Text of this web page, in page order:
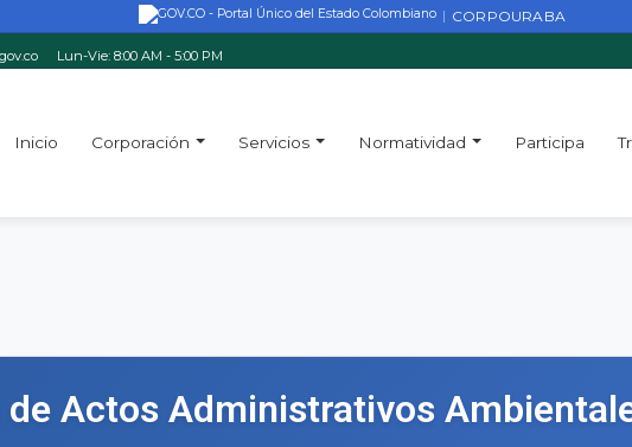
| CORPOURABA
Lun-Vie: 8:00 AM - 5:00 PM
Inicio Corporación Servicios Normatividad Participa
Actos Administrativos